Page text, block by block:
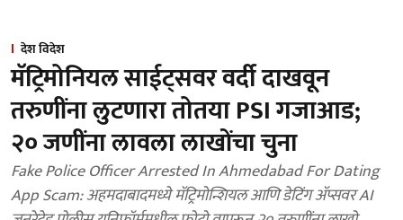
देश विदेश
मॅट्रिमोनियल साईट्सवर वर्दी दाखवून
तरुणींना लुटणारा तोतया PSI गजाआड;
२० जणींना लावला लाखोंचा चुना
Fake Police Officer Arrested In Ahmedabad For Dating
App Scam: अहमदाबादमध्ये मॅट्रिमोन्शियल आणि डेटिंग ॲप्सवर AI